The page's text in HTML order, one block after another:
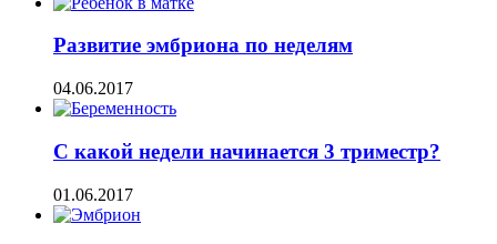
Развитие эмбриона по неделям
04.06.2017
С какой недели начинается 3 триместр?
01.06.2017